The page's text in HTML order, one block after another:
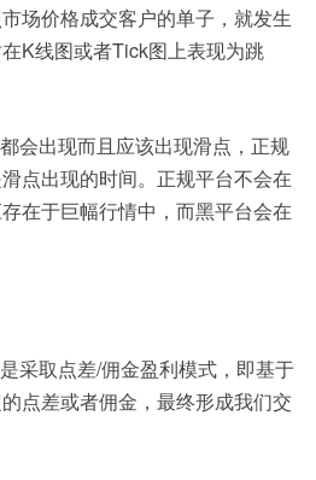
场价格成交客户的单子，就发生
K线图或者Tick图上表现为跳
会出现而且应该出现滑点，正规
点出现的时间。正规平台不会在
在于巨幅行情中，而黑平台会在
采取点差/佣金盈利模式，即基于
点差或者佣金，最终形成我们交